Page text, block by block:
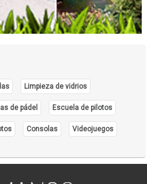
Limpieza de vidrios
de pádel Escuela de pilotos
Consolas Videojuegos